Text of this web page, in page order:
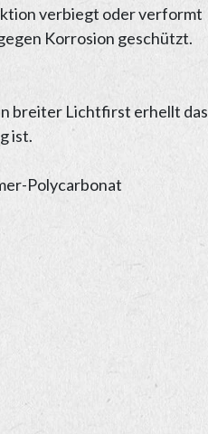
verbiegt oder verformt
Korrosion geschützt.
breiter Lichtfirst erhellt das
ist.
Polycarbonat